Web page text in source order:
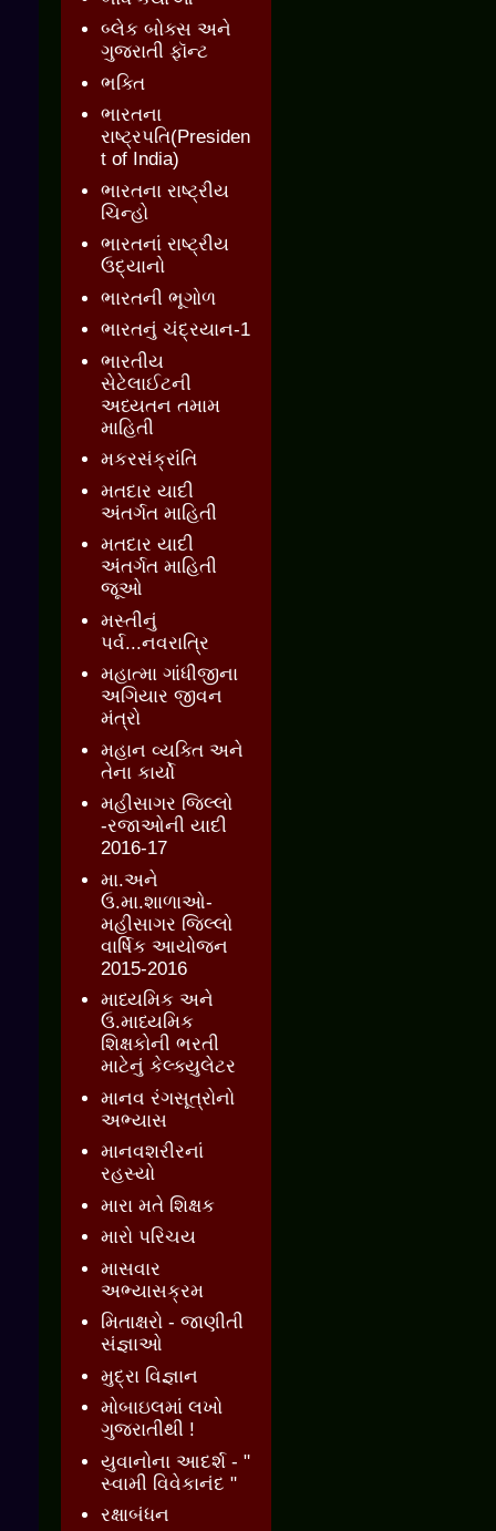
બ્લેક બોક્સ અને
ગુજરાતી ફૉન્ટ
ભક્તિ
ભારતના
રાષ્ટ્રપતિ(Presiden
t of India)
ભારતના રાષ્ટ્રીય
ચિન્હો
ભારતનાં રાષ્ટ્રીય
ઉદ્યાનો
ભારતની ભૂગોળ
ભારતનું ચંદ્રયાન-1
ભારતીય
સેટેલાઈટની
અધ્યતન તમામ
માહિતી
મકરસંક્રાંતિ
મતદાર યાદી
અંતર્ગત માહિતી
મતદાર યાદી
અંતર્ગત માહિતી
જૂઓ
મસ્તીનું
પર્વ...નવરાત્રિ
મહાત્મા ગાંધીજીના
અગિયાર જીવન
મંત્રો
મહાન વ્યક્તિ અને
તેના કાર્યો
મહીસાગર જિલ્લો
-રજાઓની યાદી
2016-17
મા.અને
ઉ.મા.શાળાઓ-
મહીસાગર જિલ્લો
વાર્ષિક આયોજન
2015-2016
માધ્યમિક અને
ઉ.માધ્યમિક
શિક્ષકોની ભરતી
માટેનું કેલ્ક્યુલેટર
માનવ રંગસૂત્રોનો
અભ્યાસ
માનવશરીરનાં
રહસ્યો
મારા મતે શિક્ષક
મારો પરિચય
માસવાર
અભ્યાસક્રમ
મિતાક્ષરો - જાણીતી
સંજ્ઞાઓ
મુદ્રા વિજ્ઞાન
મોબાઇલમાં લખો
ગુજરાતીથી !
યુવાનોના આદર્શ - "
સ્વામી વિવેકાનંદ "
રક્ષાબંધન